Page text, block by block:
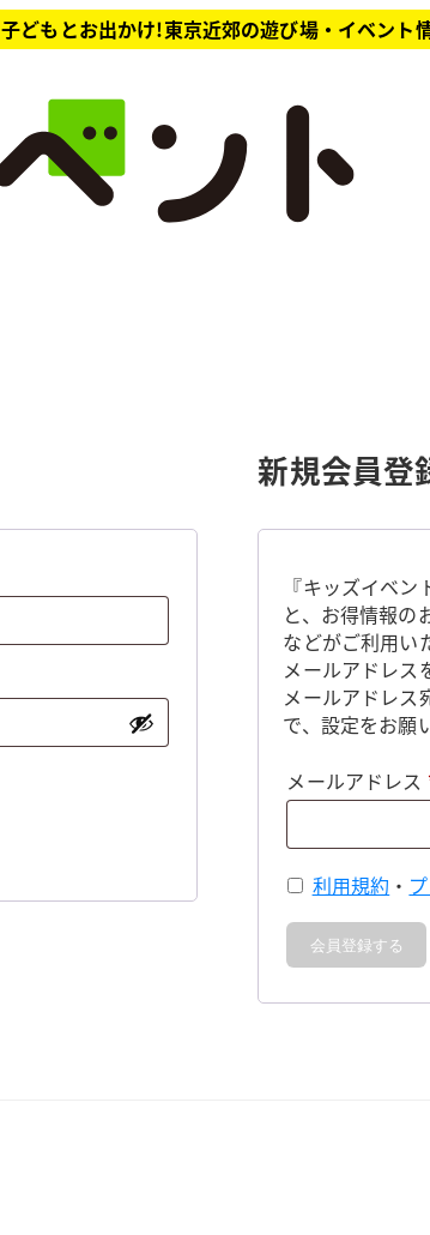
子どもとお出かけ!東京近郊の遊び場・イベント
新規会員登
『キッズイベ
と、お得情報の
などがご利用い
メールアドレス
メールアドレス
で、設定をお願
メールアドレス
利用規約 ・
会員登録する